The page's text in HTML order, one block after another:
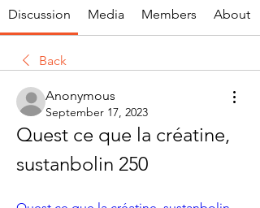
Discussion Media Members About
Back
Anonymous
September 17, 2023
Quest ce que la créatine,
sustanbolin 250